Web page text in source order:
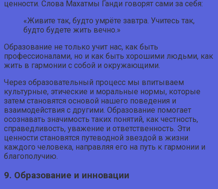
ценности. Слова Махатмы Ганди говорят сами за себя:
«Живите так, будто умрёте завтра. Учитесь так,
будто будете жить вечно.»
Образование не только учит нас, как быть
профессионалами, но и как быть хорошими людьми, как
жить в гармонии с собой и окружающими.
Через образовательный процесс мы впитываем
культурные, этические и моральные нормы, которые
затем становятся основой нашего поведения и
взаимодействия с другими. Образование помогает
осознавать значимость таких понятий, как честность,
справедливость, уважение и ответственность. Эти
ценности становятся путеводной звездой в жизни
каждого человека, направляя его на путь к гармонии и
благополучию.
9. Образование и инновации